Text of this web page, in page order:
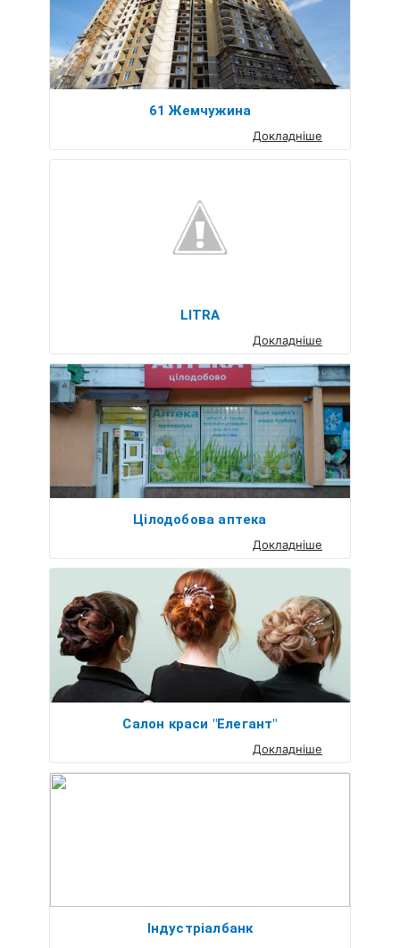
61 Жемчужина
Докладніше
LITRA
Докладніше
Цілодобова аптека
Докладніше
Салон краси "Елегант"
Докладніше
Індустріалбанк